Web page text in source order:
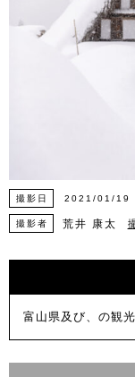
撮影日 2021/01/19
撮影者 荒井 康太
富山県及び、の観